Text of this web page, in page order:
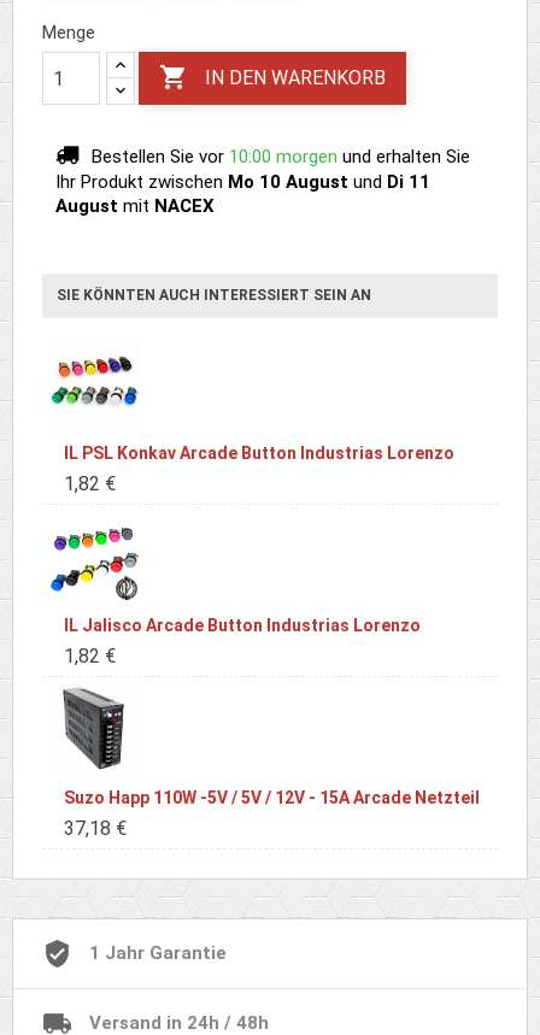
Menge
 IN DEN WARENKORB
Bestellen Sie vor 10:00 morgen und erhalten Sie
Ihr Produkt zwischen Mo 10 August und Di 11
August mit NACEX
SIE KÖNNTEN AUCH INTERESSIERT SEIN AN
IL PSL Konkav Arcade Button Industrias Lorenzo
1,82 €
IL Jalisco Arcade Button Industrias Lorenzo
1,82 €
Suzo Happ 110W -5V / 5V / 12V - 15A Arcade Netzteil
37,18 €
1 Jahr Garantie
Versand in 24h / 48h